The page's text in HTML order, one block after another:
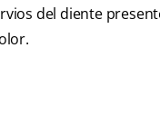
del diente